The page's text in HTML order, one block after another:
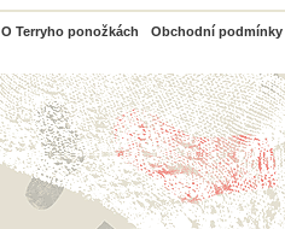
O Terryho ponožkách Obchodní podmínky
PayPal